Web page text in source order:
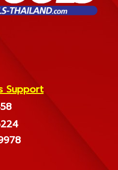
Support